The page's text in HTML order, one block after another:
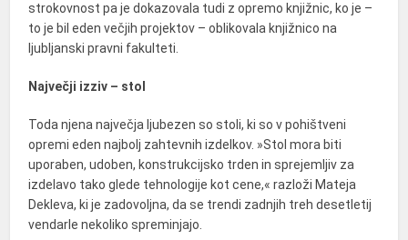
strokovnost pa je dokazovala tudi z opremo knjižnic, ko je –
to je bil eden večjih projektov – oblikovala knjižnico na
ljubljanski pravni fakulteti.
Največji izziv – stol
Toda njena največja ljubezen so stoli, ki so v pohištveni
opremi eden najbolj zahtevnih izdelkov. »Stol mora biti
uporaben, udoben, konstrukcijsko trden in sprejemljiv za
izdelavo tako glede tehnologije kot cene,« razloži Mateja
Dekleva, ki je zadovoljna, da se trendi zadnjih treh desetletij
vendarle nekoliko spreminjajo.